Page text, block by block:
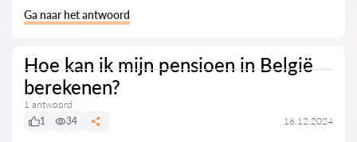
Ga naar het antwoord
Hoe kan ik mijn pensioen in België
berekenen?
1 antwoord
1
34 16.12.2024